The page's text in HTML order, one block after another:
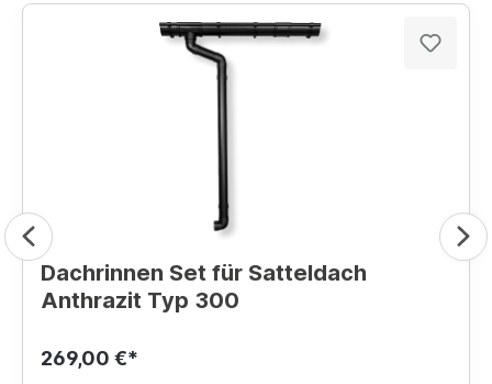
Dachrinnen Set für Satteldach
Anthrazit Typ 300
269,00 €*